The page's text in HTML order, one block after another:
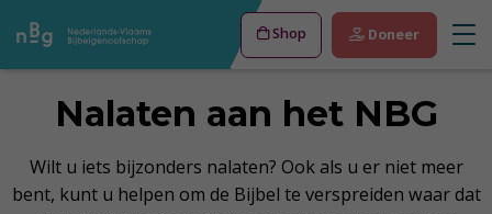
Shop Doneer
Nalaten aan het NBG
Wilt u iets bijzonders nalaten? Ook als u er niet meer
bent, kunt u helpen om de Bijbel te verspreiden waar dat